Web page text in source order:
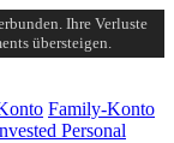
Ihre Verluste
übersteigen.
Family-Konto
Personal